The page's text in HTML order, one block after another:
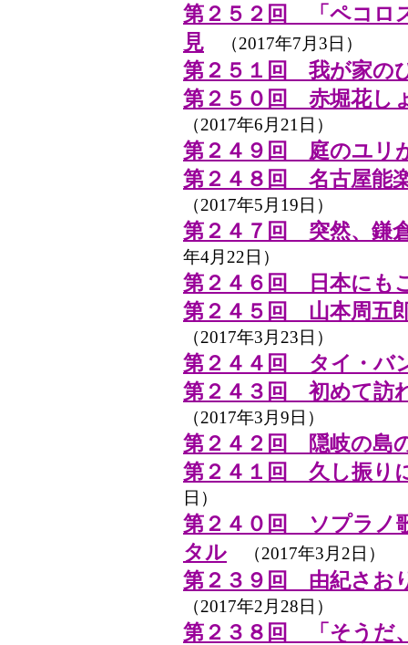
第２５２回 「ペコロ
見 （2017年7月3日）
第２５１回 我が家の
第２５０回 赤堀花し
（2017年6月21日）
第２４９回 庭のユリ
第２４８回 名古屋能
（2017年5月19日）
第２４７回 突然、鎌
年4月22日）
第２４６回 日本にも
第２４５回 山本周五
（2017年3月23日）
第２４４回 タイ・バ
第２４３回 初めて訪
（2017年3月9日）
第２４２回 隠岐の島
第２４１回 久し振り
日）
第２４０回 ソプラノ
タル （2017年3月2日）
第２３９回 由紀さお
（2017年2月28日）
第２３８回 「そうだ